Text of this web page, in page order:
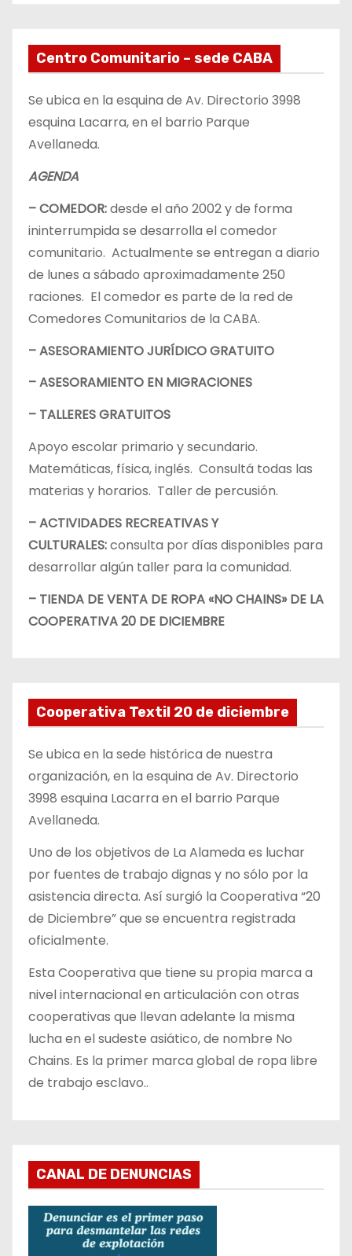
Centro Comunitario – sede CABA
Se ubica en la esquina de Av. Directorio 3998
esquina Lacarra, en el barrio Parque
Avellaneda.
AGENDA
– COMEDOR:desde el año 2002 y de forma
ininterrumpida se desarrolla el comedor
comunitario. Actualmente se entregan a diario
de lunes a sábado aproximadamente 250
raciones. El comedor es parte de la red de
Comedores Comunitarios de la CABA.
– ASESORAMIENTO JURÍDICO GRATUITO
– ASESORAMIENTO EN MIGRACIONES
– TALLERES GRATUITOS
Apoyo escolar primario y secundario.
Matemáticas, física, inglés. Consultá todas las
materias y horarios. Taller de percusión.
– ACTIVIDADES RECREATIVAS Y
CULTURALES:consulta por días disponibles para
desarrollar algún taller para la comunidad.
– TIENDA DE VENTA DE ROPA «NO CHAINS» DE LA
COOPERATIVA 20 DE DICIEMBRE
Cooperativa Textil 20 de diciembre
Se ubica en la sede histórica de nuestra
organización, en la esquina de Av. Directorio
3998 esquina Lacarra en el barrio Parque
Avellaneda.
Uno de los objetivos de La Alameda es luchar
por fuentes de trabajo dignas y no sólo por la
asistencia directa. Así surgió la Cooperativa “20
de Diciembre” que se encuentra registrada
oficialmente.
Esta Cooperativa que tiene su propia marca a
nivel internacional en articulación con otras
cooperativas que llevan adelante la misma
lucha en el sudeste asiático, de nombre No
Chains. Es la primer marca global de ropa libre
de trabajo esclavo..
CANAL DE DENUNCIAS